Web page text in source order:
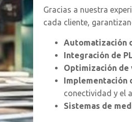
Gracias a nuestra
cada cliente,
Automatización
Integración de
Optimización de
Implementación
conectividad y el
Sistemas de